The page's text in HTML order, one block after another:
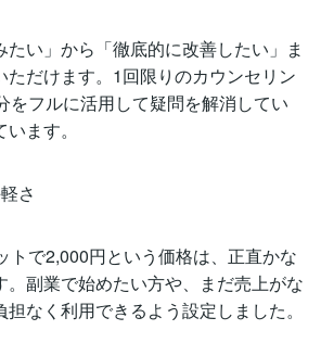
たい」から「徹底的に改善したい」ま
ただけます。1回限りのカウンセリン
をフルに活用して疑問を解消してい
ます。
さ
トで2,000円という価格は、正直かな
。副業で始めたい方や、まだ売上がな
なく利用できるよう設定しました。